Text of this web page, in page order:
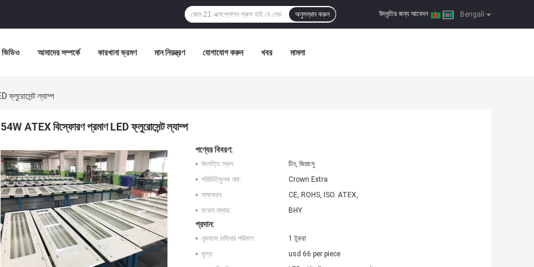
Bengali
উদ্ধৃতির জন্য আবেদন |
অনুসন্ধান করুন
ভিডিও আমাদের সম্পর্কে কারখানা ভ্রমণ মান নিয়ন্ত্রণ যোগাযোগ করুন খবর মামলা
ফ্লুরোসেন্ট ল্যাম্প
54W ATEX বিস্ফোরণ প্রমাণ LED ফ্লুরোসেন্ট ল্যাম্প
পণ্যের বিবরণ:
উৎপত্তি স্থল:
চীন, জিয়াংসু
পরিচিতিমুলক নাম:
Crown Extra
সাক্ষ্যদান:
CE, ROHS, ISO. ATEX,
মডেল নম্বার:
BHY
প্রদান:
ন্যূনতম চাহিদার পরিমাণ:
1 টুকরা
মূল্য:
usd 66 per piece